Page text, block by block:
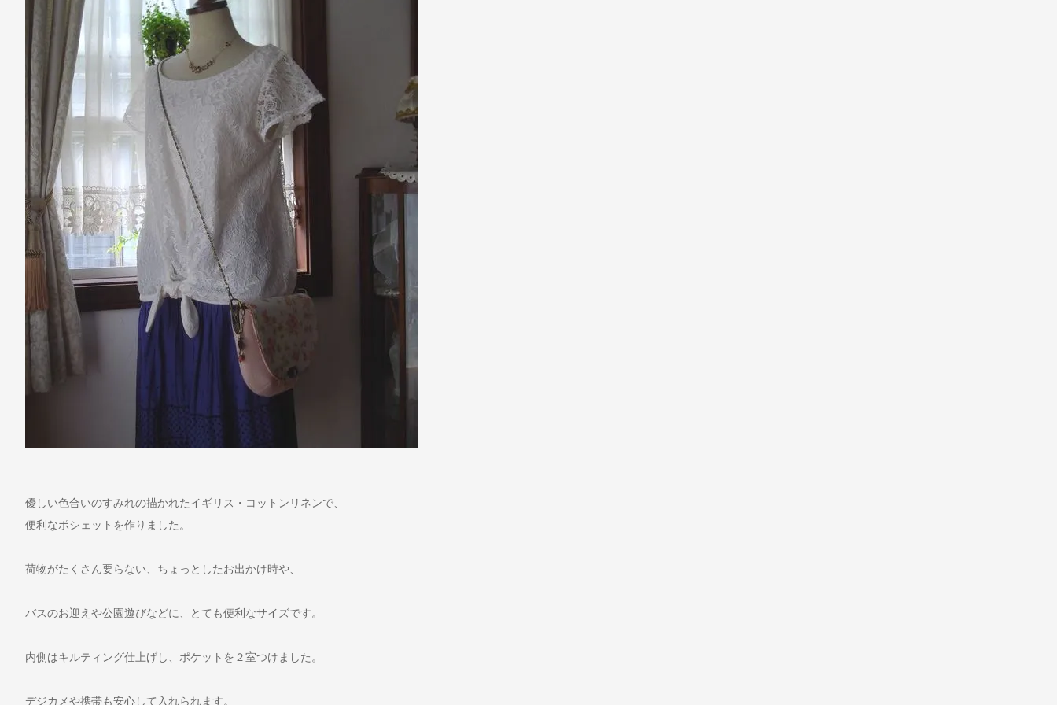
優しい色合いのすみれの描かれたイギリス・コットンリネンで、
便利なポシェットを作りました。
荷物がたくさん要らない、ちょっとしたお出かけ時や、
バスのお迎えや公園遊びなどに、とても便利なサイズです。
内側はキルティング仕上げし、ポケットを２室つけました。
デジカメや携帯も安心して入れられます。